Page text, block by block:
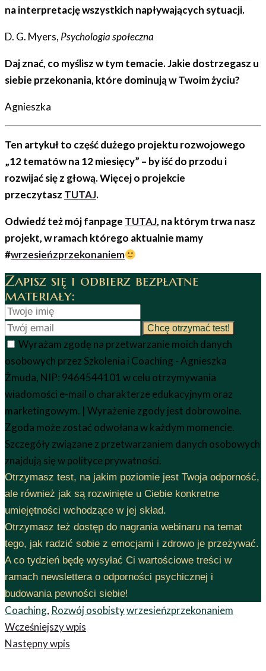
na interpretację wszystkich napływających sytuacji.
D. G. Myers, Psychologia społeczna
Daj znać, co myślisz w tym temacie. Jakie dostrzegasz u
siebie przekonania, które dominują w Twoim życiu?
Agnieszka
Ten artykuł to część dużego projektu rozwojowego
„12 tematów na 12 miesięcy” – by iść do przodu i
rozwijać się z głową. Więcej o projekcie
przeczytasz TUTAJ.
Odwiedź też mój fanpage TUTAJ, na którym trwa nasz
projekt, w ramach którego aktualnie mamy
#wrzesieńzprzekonaniem
Zapisz się i odbierz bezpłatne
materiały:
Wyrażam zgodę na prze­twa­rza­nie moich danych
osobowych przez Szkolenia i Coaching - Agnieszka
Żmuda, NIP: 9464544101 w celu otrzy­my­wa­nia
wiadomości e-mail o charakterze edukacyjnym oraz
marketingowym. | Wyrażenie zgody jest dobrowolne.
Zgoda może zostać odwołana w każdym momencie.
Szczegóły związane z przetwarzaniem danych osobowych
znajdują się w polityce prywatności.
Otrzymasz test, na jakim poziomie jest Twoja odporność,
ale również jak są rozwinięte u Ciebie konkretne
umiejętności wchodzące w jej skład.
Otrzymasz też dostęp do nagrania webinaru na temat
tego, jak radzić sobie z emocjami i zdrowo je przeżywać.
A co tydzień będę wysyłać Ci wartościowe treści w
ramach newslettera o odporności psychicznej i
budowania pewności siebie!
Coaching, Rozwój osobistywrzesieńzprzekonaniem
Wcześniejszy wpis
Następny wpis